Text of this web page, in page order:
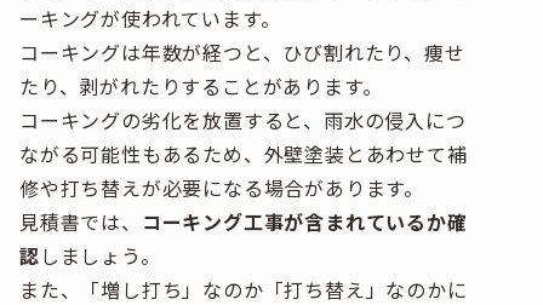
ーキングが使われています。
コーキングは年数が経つと、ひび割れたり、痩せ
たり、剥がれたりすることがあります。
コーキングの劣化を放置すると、雨水の侵入につ
ながる可能性もあるため、外壁塗装とあわせて補
修や打ち替えが必要になる場合があります。
見積書では、 コーキング工事が含まれているか確
認しましょう。
また、「増し打ち」なのか「打ち替え」なのかに